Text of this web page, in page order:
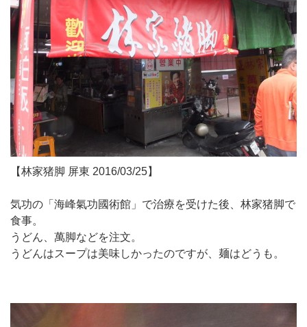
【林家猪脚 屏東 2016/03/25】
気功の「海峰氣功國術館」で治療を受けた後、林家猪脚で
食事。
うどん、萬脚などを注文。
うどんはスープは美味しかったのですが、麺はどうも。